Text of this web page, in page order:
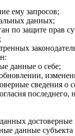
ему запросов;
данных;
по защите прав
данные о себе;
сведения о
последнего,
данных
данные